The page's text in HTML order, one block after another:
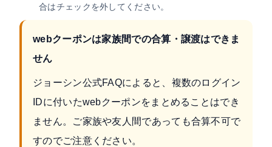
合はチェックを外してください。
webクーポンは家族間での合算・譲渡はできま
せん
ジョーシン公式FAQによると、複数のログイン
IDに付いたwebクーポンをまとめることはでき
ません。ご家族や友人間であっても合算不可で
すのでご注意ください。